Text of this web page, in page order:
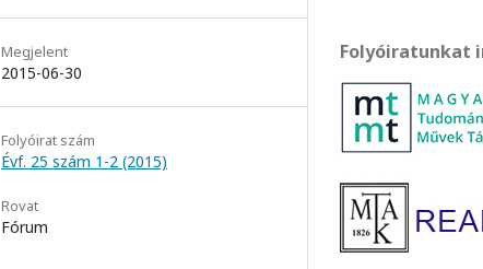
Megjelent
2015-06-30
Folyóirat szám
Évf. 25 szám 1-2 (2015)
Rovat
Fórum
Folyóiratunkat